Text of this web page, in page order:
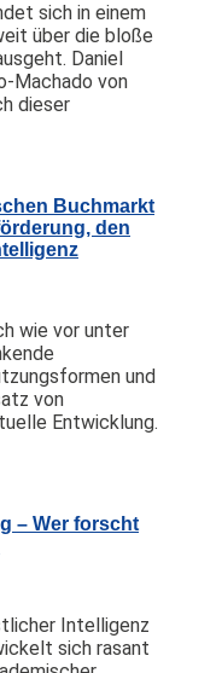
sich in einem
über die bloße
Daniel
Machado von
dieser
Buchmarkt
den
wie vor unter
und
von
Entwicklung.
– Wer forscht
Intelligenz
sich rasant